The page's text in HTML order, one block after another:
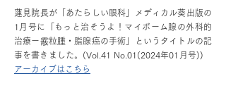
蓮見院長が「あたらしい眼科」メディカル葵出版の
1月号に「もっと治そうよ！マイボーム腺の外科的
治療ー霰粒腫・脂腺癌の手術」というタイトルの記
事を書きました。(Vol.41 No.01(2024年01月号))
アーカイブはこちら